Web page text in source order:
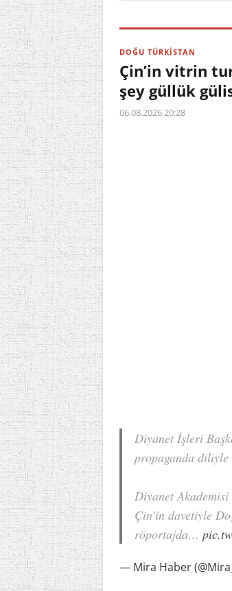
DOĞU TÜRKİSTAN
Çin’in vitrin
şey güllük
06.08.2026 20:28
Diyanet İşleri
propaganda diliyle
Diyanet Akademisi
Çin'in davetiyle
röportajda…
— Mira Haber